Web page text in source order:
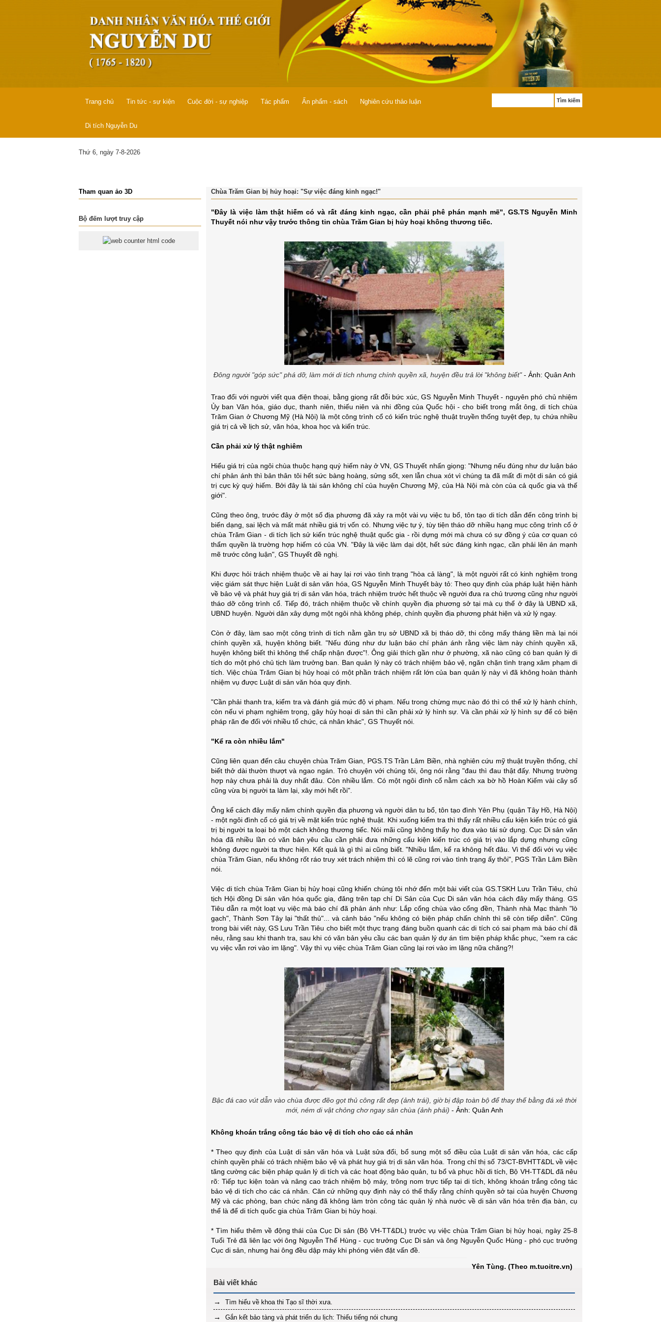
Trang chủ Tin tức - sự kiện Cuộc đời - sự nghiệp Tác phẩm Ấn phẩm - sách Nghiên cứu thảo luận
Di tích Nguyễn Du
Tìm kiếm
Thứ 6, ngày 7-8-2026
Tham quan ảo 3D
Bộ đếm lượt truy cập
Chùa Trăm Gian bị hủy hoại: "Sự việc đáng kinh ngạc!"
"Đây là việc làm thật hiếm có và rất đáng kinh ngạc, cần phải phê phán mạnh mẽ", GS.TS Nguyễn Minh
Thuyết nói như vậy trước thông tin chùa Trăm Gian bị hủy hoại không thương tiếc.
Đông người "góp sức" phá dỡ, làm mới di tích nhưng chính quyền xã, huyện đều trả lời "không biết"- Ảnh: Quân Anh
Trao đổi với người viết qua điện thoại, bằng giọng rất đỗi bức xúc, GS Nguyễn Minh Thuyết - nguyên phó chủ nhiệm
Ủy ban Văn hóa, giáo dục, thanh niên, thiếu niên và nhi đồng của Quốc hội - cho biết trong mắt ông, di tích chùa
Trăm Gian ở Chương Mỹ (Hà Nội) là một công trình cổ có kiến trúc nghệ thuật truyền thống tuyệt đẹp, tụ chứa nhiều
giá trị cả về lịch sử, văn hóa, khoa học và kiến trúc.
Cần phải xử lý thật nghiêm
Hiểu giá trị của ngôi chùa thuộc hạng quý hiếm này ở VN, GS Thuyết nhấn giọng: "Nhưng nếu đúng như dư luận báo
chí phản ánh thì bản thân tôi hết sức bàng hoàng, sửng sốt, xen lẫn chua xót vì chúng ta đã mất đi một di sản có giá
trị cực kỳ quý hiếm. Bởi đây là tài sản không chỉ của huyện Chương Mỹ, của Hà Nội mà còn của cả quốc gia và thế
giới".
Cũng theo ông, trước đây ở một số địa phương đã xảy ra một vài vụ việc tu bổ, tôn tạo di tích dẫn đến công trình bị
biến dạng, sai lệch và mất mát nhiều giá trị vốn có. Nhưng việc tự ý, tùy tiện tháo dỡ nhiều hạng mục công trình cổ ở
chùa Trăm Gian - di tích lịch sử kiến trúc nghệ thuật quốc gia - rồi dựng mới mà chưa có sự đồng ý của cơ quan có
thẩm quyền là trường hợp hiếm có của VN. "Đây là việc làm dại dột, hết sức đáng kinh ngạc, cần phải lên án mạnh
mẽ trước công luận", GS Thuyết đề nghị.
Khi được hỏi trách nhiệm thuộc về ai hay lại rơi vào tình trạng "hòa cả làng", là một người rất có kinh nghiệm trong
việc giám sát thực hiện Luật di sản văn hóa, GS Nguyễn Minh Thuyết bày tỏ: Theo quy định của pháp luật hiện hành
về bảo vệ và phát huy giá trị di sản văn hóa, trách nhiệm trước hết thuộc về người đưa ra chủ trương cũng như người
tháo dỡ công trình cổ. Tiếp đó, trách nhiệm thuộc về chính quyền địa phương sở tại mà cụ thể ở đây là UBND xã,
UBND huyện. Người dân xây dựng một ngôi nhà không phép, chính quyền địa phương phát hiện và xử lý ngay.
Còn ở đây, làm sao một công trình di tích nằm gần trụ sở UBND xã bị tháo dỡ, thi công mấy tháng liền mà lại nói
chính quyền xã, huyện không biết. "Nếu đúng như dư luận báo chí phản ánh rằng việc làm này chính quyền xã,
huyện không biết thì không thể chấp nhận được"!. Ông giải thích gần như ở phường, xã nào cũng có ban quản lý di
tích do một phó chủ tịch làm trưởng ban. Ban quản lý này có trách nhiệm bảo vệ, ngăn chặn tình trạng xâm phạm di
tích. Việc chùa Trăm Gian bị hủy hoại có một phần trách nhiệm rất lớn của ban quản lý này vì đã không hoàn thành
nhiệm vụ được Luật di sản văn hóa quy định.
"Cần phải thanh tra, kiểm tra và đánh giá mức độ vi phạm. Nếu trong chừng mực nào đó thì có thể xử lý hành chính,
còn nếu vi phạm nghiêm trọng, gây hủy hoại di sản thì cần phải xử lý hình sự. Và cần phải xử lý hình sự để có biện
pháp răn đe đối với nhiều tổ chức, cá nhân khác", GS Thuyết nói.
"Kể ra còn nhiều lắm"
Cũng liên quan đến câu chuyện chùa Trăm Gian, PGS.TS Trần Lâm Biền, nhà nghiên cứu mỹ thuật truyền thống, chỉ
biết thở dài thườn thượt và ngao ngán. Trò chuyện với chúng tôi, ông nói rằng "đau thì đau thật đấy. Nhưng trường
hợp này chưa phải là duy nhất đâu. Còn nhiều lắm. Có một ngôi đình cổ nằm cách xa bờ hồ Hoàn Kiếm vài cây số
cũng vừa bị người ta làm lại, xây mới hết rồi".
Ông kể cách đây mấy năm chính quyền địa phương và người dân tu bổ, tôn tạo đình Yên Phụ (quận Tây Hồ, Hà Nội)
- một ngôi đình cổ có giá trị về mặt kiến trúc nghệ thuật. Khi xuống kiểm tra thì thấy rất nhiều cấu kiện kiến trúc có giá
trị bị người ta loại bỏ một cách không thương tiếc. Nói mãi cũng không thấy họ đưa vào tái sử dụng. Cục Di sản văn
hóa đã nhiều lần có văn bản yêu cầu cần phải đưa những cấu kiện kiến trúc có giá trị vào lắp dựng nhưng cũng
không được người ta thực hiện. Kết quả là gì thì ai cũng biết. "Nhiều lắm, kể ra không hết đâu. Vì thế đối với vụ việc
chùa Trăm Gian, nếu không rốt ráo truy xét trách nhiệm thì có lẽ cũng rơi vào tình trạng ấy thôi", PGS Trần Lâm Biền
nói.
Việc di tích chùa Trăm Gian bị hủy hoại cũng khiến chúng tôi nhớ đến một bài viết của GS.TSKH Lưu Trần Tiêu, chủ
tịch Hội đồng Di sản văn hóa quốc gia, đăng trên tạp chí Di Sản của Cục Di sản văn hóa cách đây mấy tháng. GS
Tiêu dẫn ra một loạt vụ việc mà báo chí đã phản ánh như: Lắp cổng chùa vào cổng đền, Thành nhà Mạc thành "lò
gạch", Thành Sơn Tây lại "thất thủ"... và cảnh báo "nếu không có biện pháp chấn chỉnh thì sẽ còn tiếp diễn". Cũng
trong bài viết này, GS Lưu Trần Tiêu cho biết một thực trạng đáng buồn quanh các di tích có sai phạm mà báo chí đã
nêu, rằng sau khi thanh tra, sau khi có văn bản yêu cầu các ban quản lý dự án tìm biện pháp khắc phục, "xem ra các
vụ việc vẫn rơi vào im lặng". Vậy thì vụ việc chùa Trăm Gian cũng lại rơi vào im lặng nữa chăng?!
Bậc đá cao vút dẫn vào chùa được đẽo gọt thủ công rất đẹp (ảnh trái), giờ bị đập toàn bộ để thay thế bằng đá xẻ thời
mới, ném di vật chỏng chơ ngay sân chùa (ảnh phải) - Ảnh: Quân Anh
Không khoán trắng công tác bảo vệ di tích cho các cá nhân
* Theo quy định của Luật di sản văn hóa và Luật sửa đổi, bổ sung một số điều của Luật di sản văn hóa, các cấp
chính quyền phải có trách nhiệm bảo vệ và phát huy giá trị di sản văn hóa. Trong chỉ thị số 73/CT-BVHTT&DL về việc
tăng cường các biện pháp quản lý di tích và các hoạt động bảo quản, tu bổ và phục hồi di tích, Bộ VH-TT&DL đã nêu
rõ: Tiếp tục kiện toàn và nâng cao trách nhiệm bộ máy, trông nom trực tiếp tại di tích, không khoán trắng công tác
bảo vệ di tích cho các cá nhân. Căn cứ những quy định này có thể thấy rằng chính quyền sở tại của huyện Chương
Mỹ và các phòng, ban chức năng đã không làm tròn công tác quản lý nhà nước về di sản văn hóa trên địa bàn, cụ
thể là để di tích quốc gia chùa Trăm Gian bị hủy hoại.
* Tìm hiểu thêm về động thái của Cục Di sản (Bộ VH-TT&DL) trước vụ việc chùa Trăm Gian bị hủy hoại, ngày 25-8
Tuổi Trẻ đã liên lạc với ông Nguyễn Thế Hùng - cục trưởng Cục Di sản và ông Nguyễn Quốc Hùng - phó cục trưởng
Cục di sản, nhưng hai ông đều dập máy khi phóng viên đặt vấn đề.
Yên Tùng. (Theo m.tuoitre.vn)
Tìm hiểu về khoa thi Tạo sĩ thời xưa.
Gắn kết bảo tàng và phát triển du lịch: Thiếu tiếng nói chung